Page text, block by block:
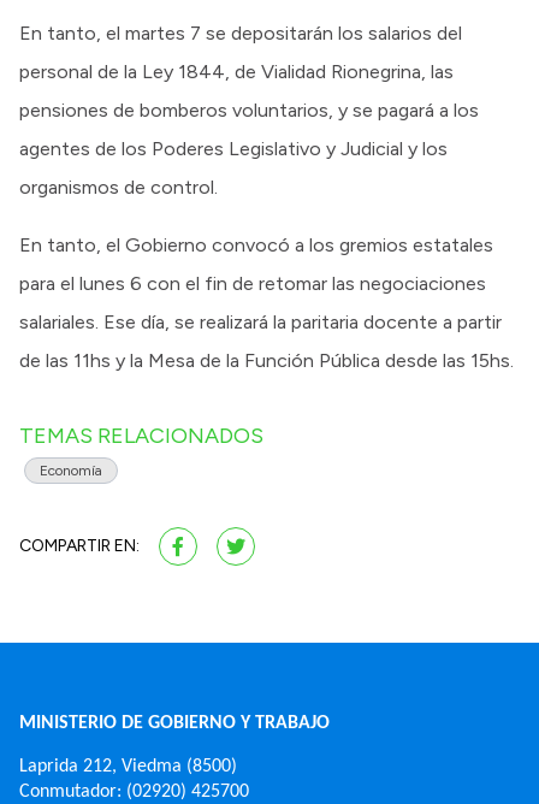
En tanto, el martes 7 se depositarán los salarios del
personal de la Ley 1844, de Vialidad Rionegrina, las
pensiones de bomberos voluntarios, y se pagará a los
agentes de los Poderes Legislativo y Judicial y los
organismos de control.
En tanto, el Gobierno convocó a los gremios estatales
para el lunes 6 con el fin de retomar las negociaciones
salariales. Ese día, se realizará la paritaria docente a partir
de las 11hs y la Mesa de la Función Pública desde las 15hs.
TEMAS RELACIONADOS
Economía
COMPARTIR EN:
MINISTERIO DE GOBIERNO Y TRABAJO
Laprida 212, Viedma (8500)
Conmutador: (02920) 425700